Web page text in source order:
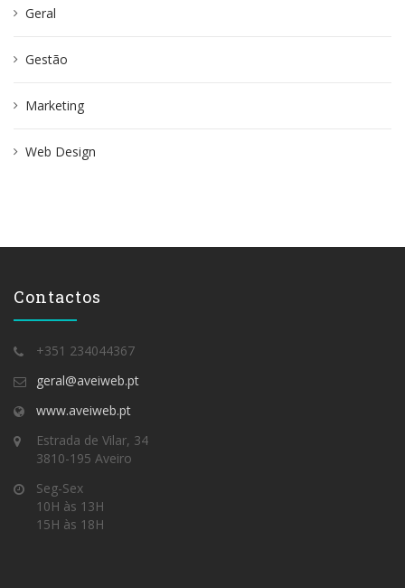
Geral
Gestão
Marketing
Web Design
Contactos
+351 234044367
geral@aveiweb.pt
www.aveiweb.pt
Estrada de Vilar, 34
3810-195 Aveiro
Seg-Sex
10H às 13H
15H às 18H